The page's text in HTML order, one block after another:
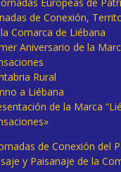
de Conexión,
Comarca de Liébana
Aniversario de la
Rural
a Liébana
de la Marca
de Conexión del
y Paisanaje de la